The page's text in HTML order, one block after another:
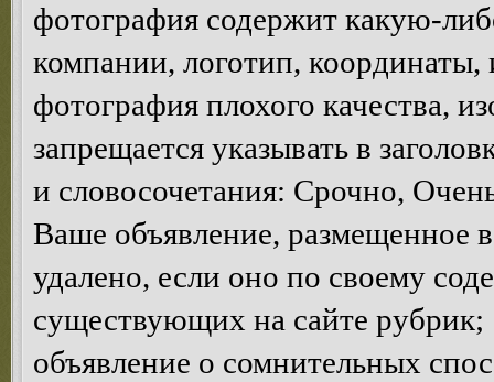
фотография содержит какую-
компании, логотип, координаты,
фотография плохого качества,
запрещается указывать в
и словосочетания: Срочно,
Ваше объявление, размещенное
удалено, если оно по своему
существующих на сайте рубрик;
объявление о сомнительных